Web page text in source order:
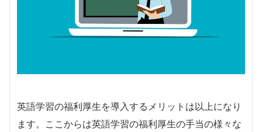
英語学習の福利厚生を導入するメリットは以上になり
ます。ここからは英語学習の福利厚生の手当の様々な